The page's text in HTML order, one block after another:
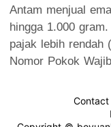
Antam menjual
hingga 1.000
pajak lebih rendah
Nomor Pokok